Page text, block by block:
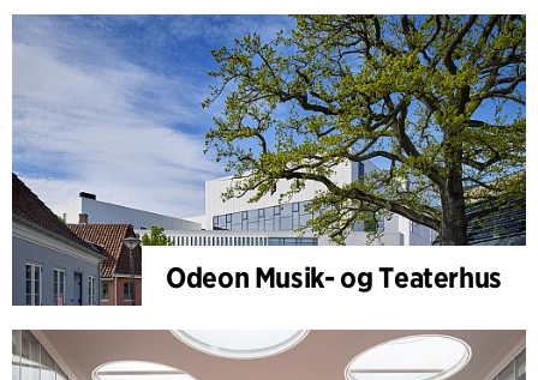
Odeon Musik- og Teaterhus